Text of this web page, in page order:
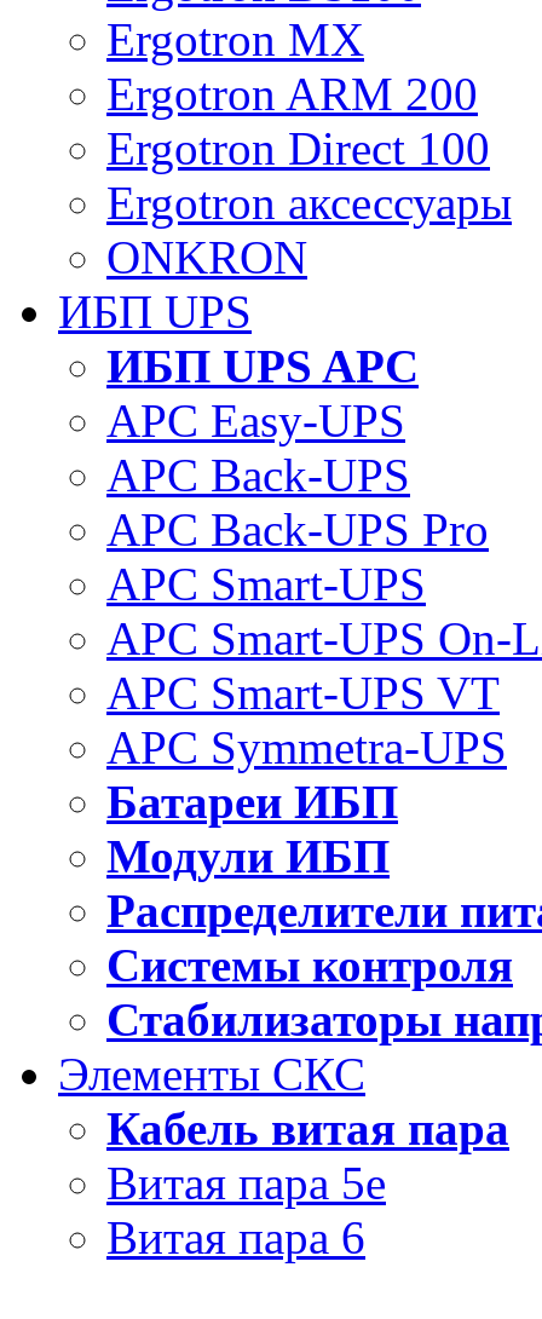
Ergotron MX
Ergotron ARM 200
Ergotron Direct 100
Ergotron аксессуары
ONKRON
ИБП UPS
ИБП UPS APC
APC Easy-UPS
APC Back-UPS
APC Back-UPS Pro
APC Smart-UPS
APC Smart-UPS On-
APC Smart-UPS VT
APC Symmetra-UPS
Батареи ИБП
Модули ИБП
Распределители
Системы контроля
Стабилизаторы
Элементы СКС
Кабель витая пара
Витая пара 5e
Витая пара 6